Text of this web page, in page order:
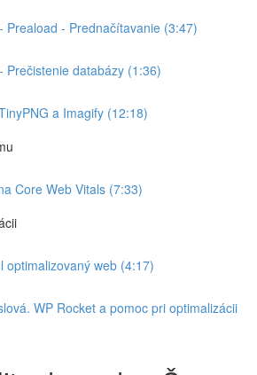
Preaload - Prednačítavanie (3:47)
Prečistenie databázy (1:36)
a Imagify (12:18)
Core Web Vitals (7:33)
optimalizovaný web (4:17)
WP Rocket a pomoc pri optimalizácii